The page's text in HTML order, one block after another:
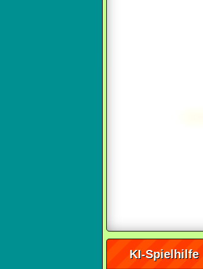
KI-Spielhilfe